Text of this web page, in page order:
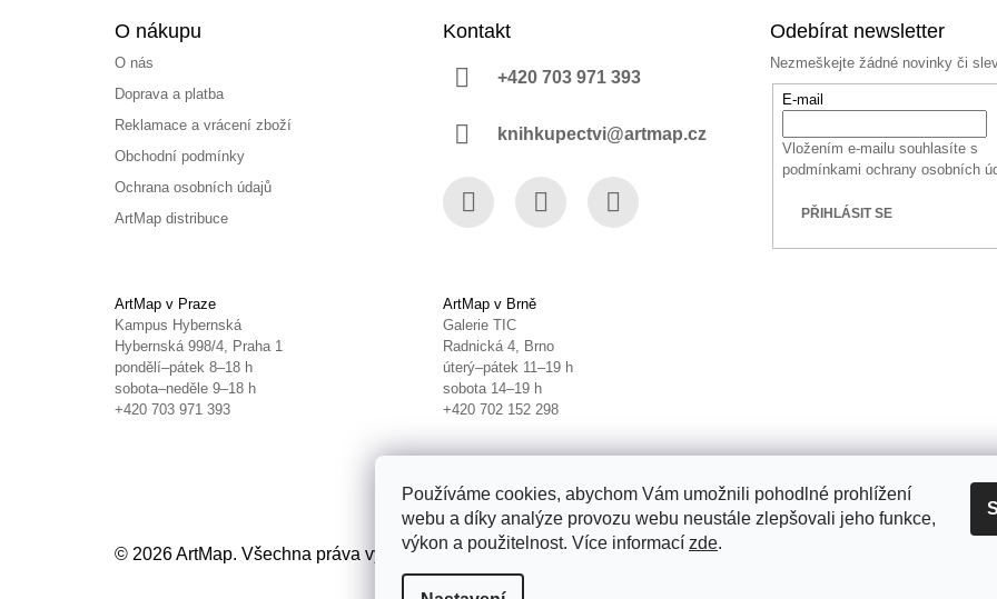
Používáme cookies, abychom Vám umožnili pohodlné prohlížení
webu a díky analýze provozu webu neustále zlepšovali jeho funkce,
výkon a použitelnost. Více informací zde.
O nákupu
O nás
Doprava a platba
Reklamace a vrácení zboží
Obchodní podmínky
Ochrana osobních údajů
ArtMap distribuce
Kontakt
+420 703 971 393
knihkupectvi@artmap.cz
Odebírat newsletter
Nezmeškejte žádné novinky či
E-mail
Vložením e-mailu souhlasíte s
podmínkami ochrany osobních
PŘIHLÁSIT SE
ArtMap v Praze
Kampus Hybernská
Hybernská 998/4, Praha 1
pondělí–pátek 8–18 h
sobota–neděle 9–18 h
+420 703 971 393
ArtMap v Brně
Galerie TIC
Radnická 4, Brno
úterý–pátek 11–19 h
sobota 14–19 h
+420 702 152 298
© 2026 ArtMap. Všechna práva vyhrazena.Upravit nastavení cookies